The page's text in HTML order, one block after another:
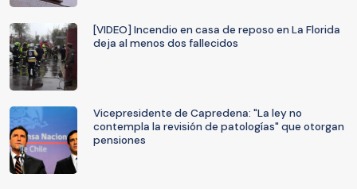
[VIDEO] Incendio en casa de reposo en La Florida
deja al menos dos fallecidos
Vicepresidente de Capredena: "La ley no
contempla la revisión de patologías" que otorgan
pensiones